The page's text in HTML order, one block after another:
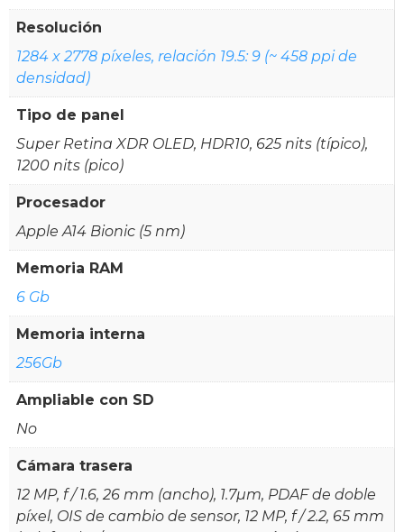
Resolución
1284 x 2778 píxeles, relación 19.5: 9 (~ 458 ppi de
densidad)
Tipo de panel
Super Retina XDR OLED, HDR10, 625 nits (típico),
1200 nits (pico)
Procesador
Apple A14 Bionic (5 nm)
Memoria RAM
6 Gb
Memoria interna
256Gb
Ampliable con SD
No
Cámara trasera
12 MP, f / 1.6, 26 mm (ancho), 1.7µm, PDAF de doble
píxel, OIS de cambio de sensor, 12 MP, f / 2.2, 65 mm